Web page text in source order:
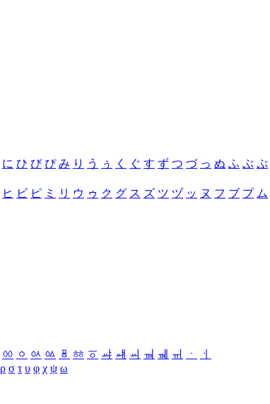
に ひ び ぴ み り う ぅ く ぐ す ず つ づ っ ぬ ふ ぶ ぷ
ヒ ビ ピ ミ リ ウ ゥ ク グ ス ズ ツ ヅ ッ ヌ フ ブ プ ム
ㆀ ㆁ ㆂ ㆃ ㆄ ㆅ ㆆ ㆇ ㆈ ㆉ ㆊ ㆋ ㆌ ㆍ
ㆎ
ρ σ τ υ φ χ ψ ω